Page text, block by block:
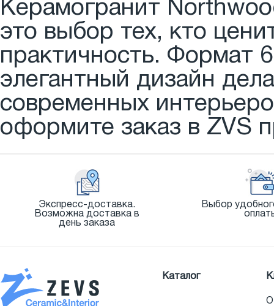
Керамогранит
это выбор тех, кто
практичность. Формат
элегантный дизайн
современных
оформите заказ в ZVS
Экспресс-доставка.
Возможна доставка в
день заказа
Выбор
Каталог
О